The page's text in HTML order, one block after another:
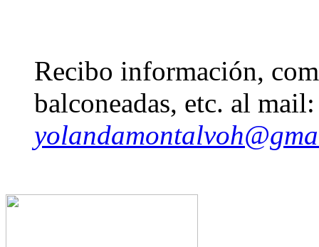
Recibo información,
balconeadas, etc. al mail: